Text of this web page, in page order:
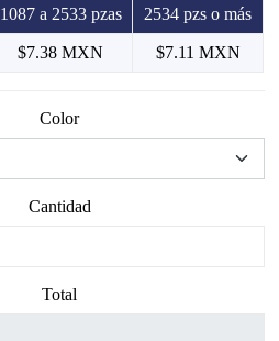
1087 a 2533 pzas 2534 pzs o más
$7.38 MXN $7.11 MXN
Color
Cantidad
Total